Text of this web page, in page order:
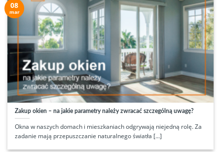
Zakup okien – na jakie parametry należy zwracać szczególną uwagę?
Okna w naszych domach i mieszkaniach odgrywają niejedną rolę. Za
zadanie mają przepuszczanie naturalnego światła [...]
08
mar